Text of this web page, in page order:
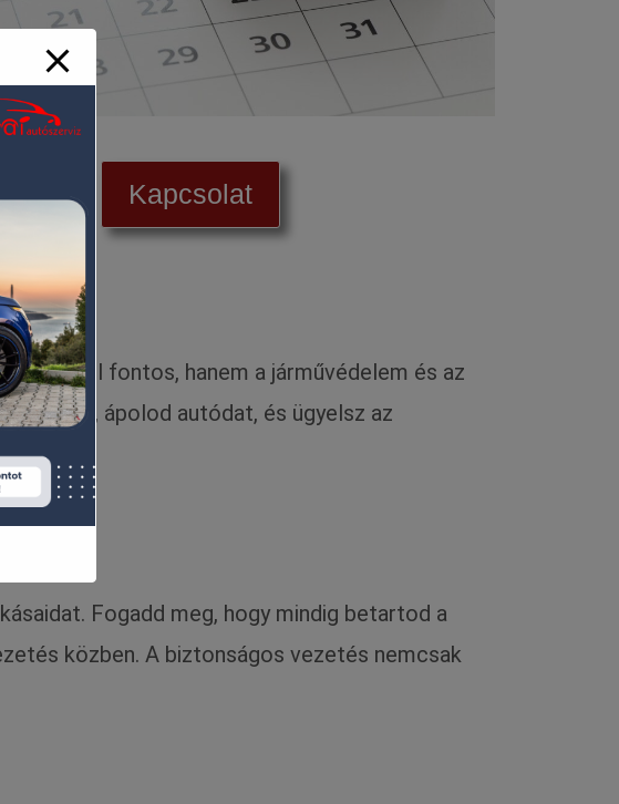
Kapcsolat
okokból fontos, hanem a járművédelem és az
mosod, ápolod autódat, és ügyelsz az
Fogadd meg, hogy mindig betartod a
közben. A biztonságos vezetés nemcsak